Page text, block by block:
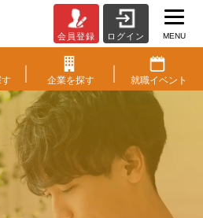
）
会員登録 ログイン MENU
企業を探す 就職イベント
クワクを。
と潤いを。